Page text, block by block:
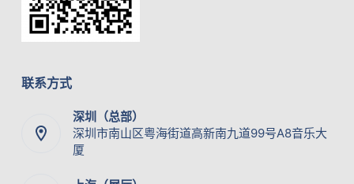
联系方式
深圳（总部）
深圳市南山区粤海街道高新南九道99号A8音乐大
厦